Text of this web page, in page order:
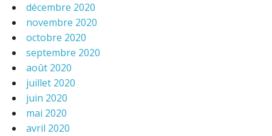
décembre 2020
novembre 2020
octobre 2020
septembre 2020
août 2020
juillet 2020
juin 2020
mai 2020
avril 2020